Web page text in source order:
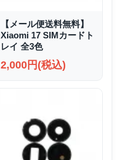
【メール便送料無料】
Xiaomi 17 SIMカードト
レイ 全3色
2,000円(税込)